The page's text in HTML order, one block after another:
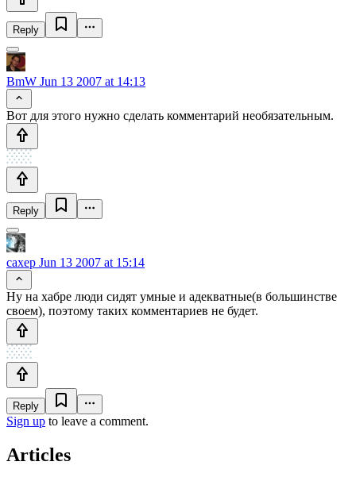
Reply
BmW Jun 13 2007 at 14:13
Вот для этого нужно сделать комментарий необязательным.
Reply
caxep Jun 13 2007 at 15:14
Ну на хабре люди сидят умные и адекватные(в большинстве
своем), поэтому таких комментариев не будет.
Reply
Sign up to leave a comment.
Articles